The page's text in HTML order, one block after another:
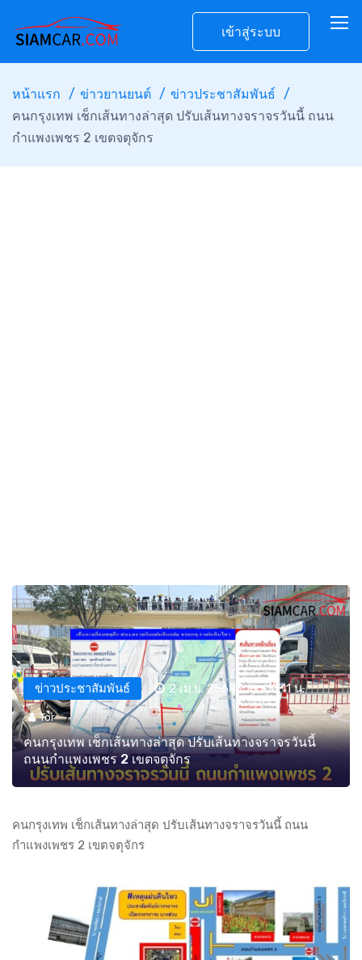
เข้าสู่ระบบ
หน้าแรก ข่าวยานยนต์
ข่าวประชาสัมพันธ์
คนกรุงเทพ เช็กเส้นทางล่าสุด ปรับเส้นทางจราจรวันนี้ ถนน
กำแพงเพชร 2 เขตจตุจักร
ข่าวประชาสัมพันธ์ 2 เม.ย. 2568 เวลา 10:11 น.
Tor
คนกรุงเทพ เช็กเส้นทางล่าสุด ปรับเส้นทางจราจรวันนี้
ถนนกำแพงเพชร 2 เขตจตุจักร
คนกรุงเทพ เช็กเส้นทางล่าสุด ปรับเส้นทางจราจรวันนี้ ถนน
กำแพงเพชร 2 เขตจตุจักร